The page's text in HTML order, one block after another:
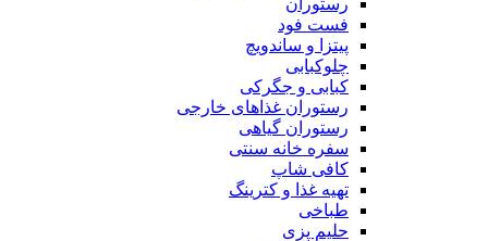
رستوران
فست فود
پیتزا و ساندویچ
چلوکبابی
کبابی و جگرکی
رستوران غذاهای خارجی
رستوران گیاهی
سفره خانه سنتی
کافی شاپ
تهیه غذا و کترینگ
طباخی
حلیم پزی